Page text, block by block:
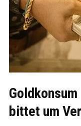
bittet um